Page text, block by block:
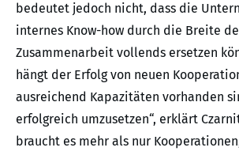
bedeutet jedoch nicht, dass die
internes Know-how durch die Breite
Zusammenarbeit vollends ersetzen
hängt der Erfolg von neuen
ausreichend Kapazitäten vorhanden
erfolgreich umzusetzen“, erklärt
braucht es mehr als nur